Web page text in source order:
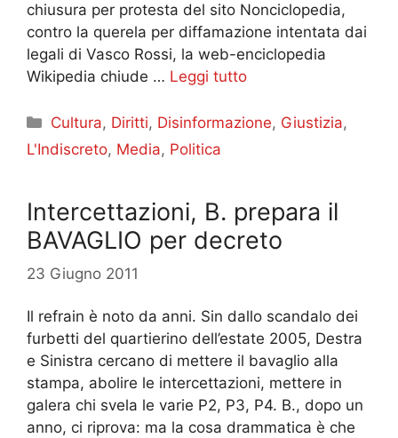
chiusura per protesta del sito Nonciclopedia,
contro la querela per diffamazione intentata dai
legali di Vasco Rossi, la web-enciclopedia
Wikipedia chiude … Leggi tutto
Categorie
Cultura, Diritti, Disinformazione, Giustizia,
L'Indiscreto, Media, Politica
Intercettazioni, B. prepara il
BAVAGLIO per decreto
23 Giugno 2011
Il refrain è noto da anni. Sin dallo scandalo dei
furbetti del quartierino dell’estate 2005, Destra
e Sinistra cercano di mettere il bavaglio alla
stampa, abolire le intercettazioni, mettere in
galera chi svela le varie P2, P3, P4. B., dopo un
anno, ci riprova: ma la cosa drammatica è che